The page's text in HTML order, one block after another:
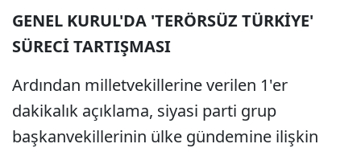
GENEL KURUL'DA 'TERÖRSÜZ TÜRKİYE'
SÜRECİ TARTIŞMASI
Ardından milletvekillerine verilen 1'er
dakikalık açıklama, siyasi parti grup
başkanvekillerinin ülke gündemine ilişkin